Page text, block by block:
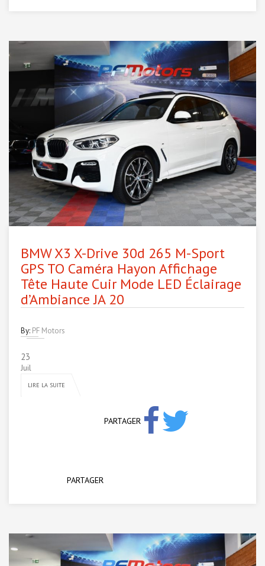
BMW X3 X-Drive 30d 265 M-Sport
GPS TO Caméra Hayon Affichage
Tête Haute Cuir Mode LED Éclairage
d’Ambiance JA 20
By: PF Motors
23
Juil
LIRE LA SUITE
PARTAGER
PARTAGER